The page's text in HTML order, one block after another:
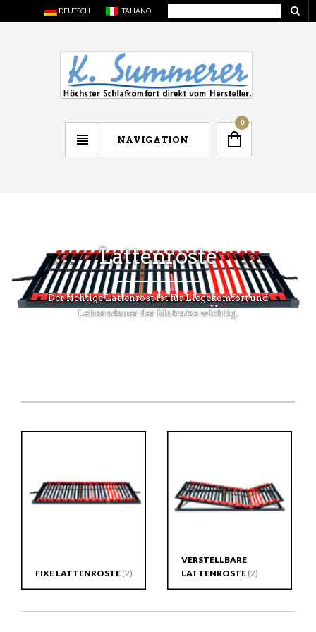
DEUTSCH ITALIANO
NAVIGATION
0
Lattenroste
Der richtige Lattenrost ist für Liegekomfort und
Lebensdauer der Matratze wichtig.
FIXE LATTENROSTE (2)
VERSTELLBARE
LATTENROSTE (2)